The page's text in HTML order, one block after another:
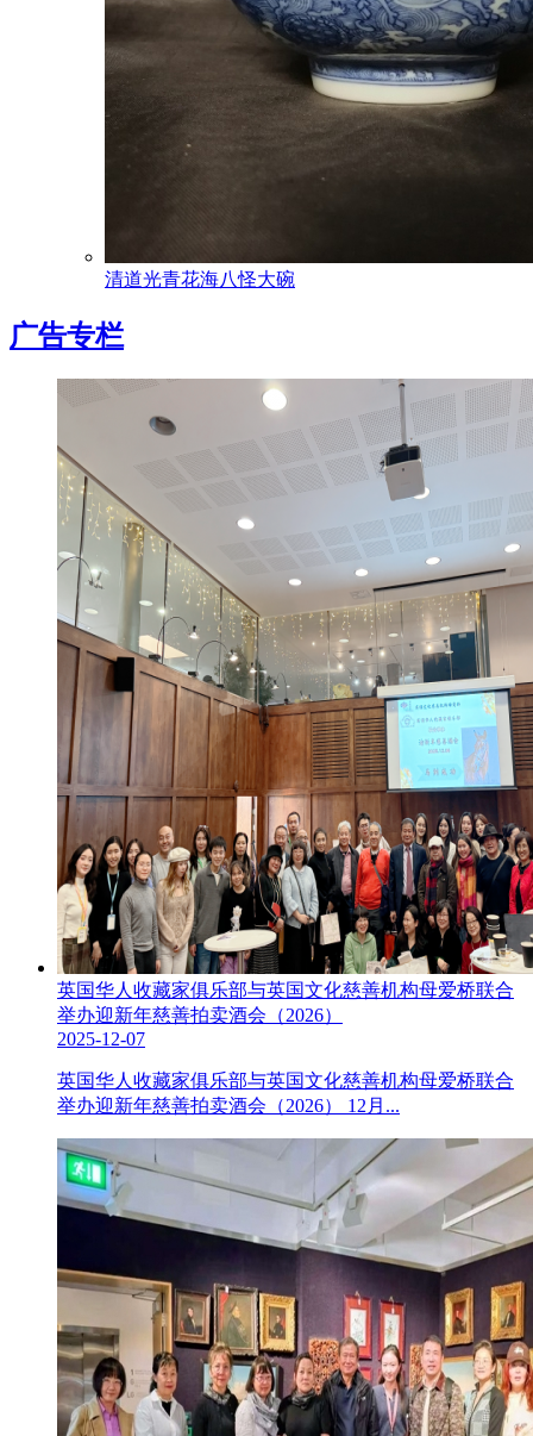
清道光青花海八怪大碗
广告专栏
英国华人收藏家俱乐部与英国文化慈善机构母爱桥联合
举办迎新年慈善拍卖酒会（2026）
2025-12-07
英国华人收藏家俱乐部与英国文化慈善机构母爱桥联合
举办迎新年慈善拍卖酒会（2026） 12月...